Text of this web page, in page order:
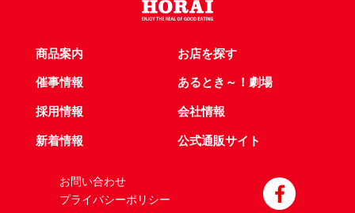
商品案内 お店を探す
催事情報 あるとき～！劇場
採用情報 会社情報
新着情報 公式通販サイト
お問い合わせ
プライバシーポリシー